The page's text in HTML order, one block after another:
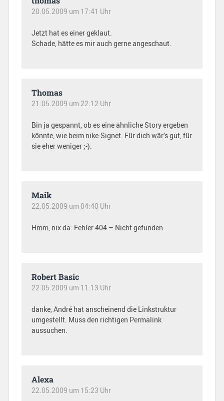
20.05.2009 um 17:41 Uhr
Jetzt hat es einer geklaut.
Schade, hätte es mir auch gerne angeschaut.
Thomas
21.05.2009 um 22:12 Uhr
Bin ja gespannt, ob es eine ähnliche Story ergeben
könnte, wie beim nike-Signet. Für dich wär’s gut, für
sie eher weniger ;-).
Maik
22.05.2009 um 04:40 Uhr
Hmm, nix da: Fehler 404 – Nicht gefunden
Robert Basic
22.05.2009 um 11:13 Uhr
danke, André hat anscheinend die Linkstruktur
umgestellt. Muss den richtigen Permalink
aussuchen.
Alexa
22.05.2009 um 15:23 Uhr